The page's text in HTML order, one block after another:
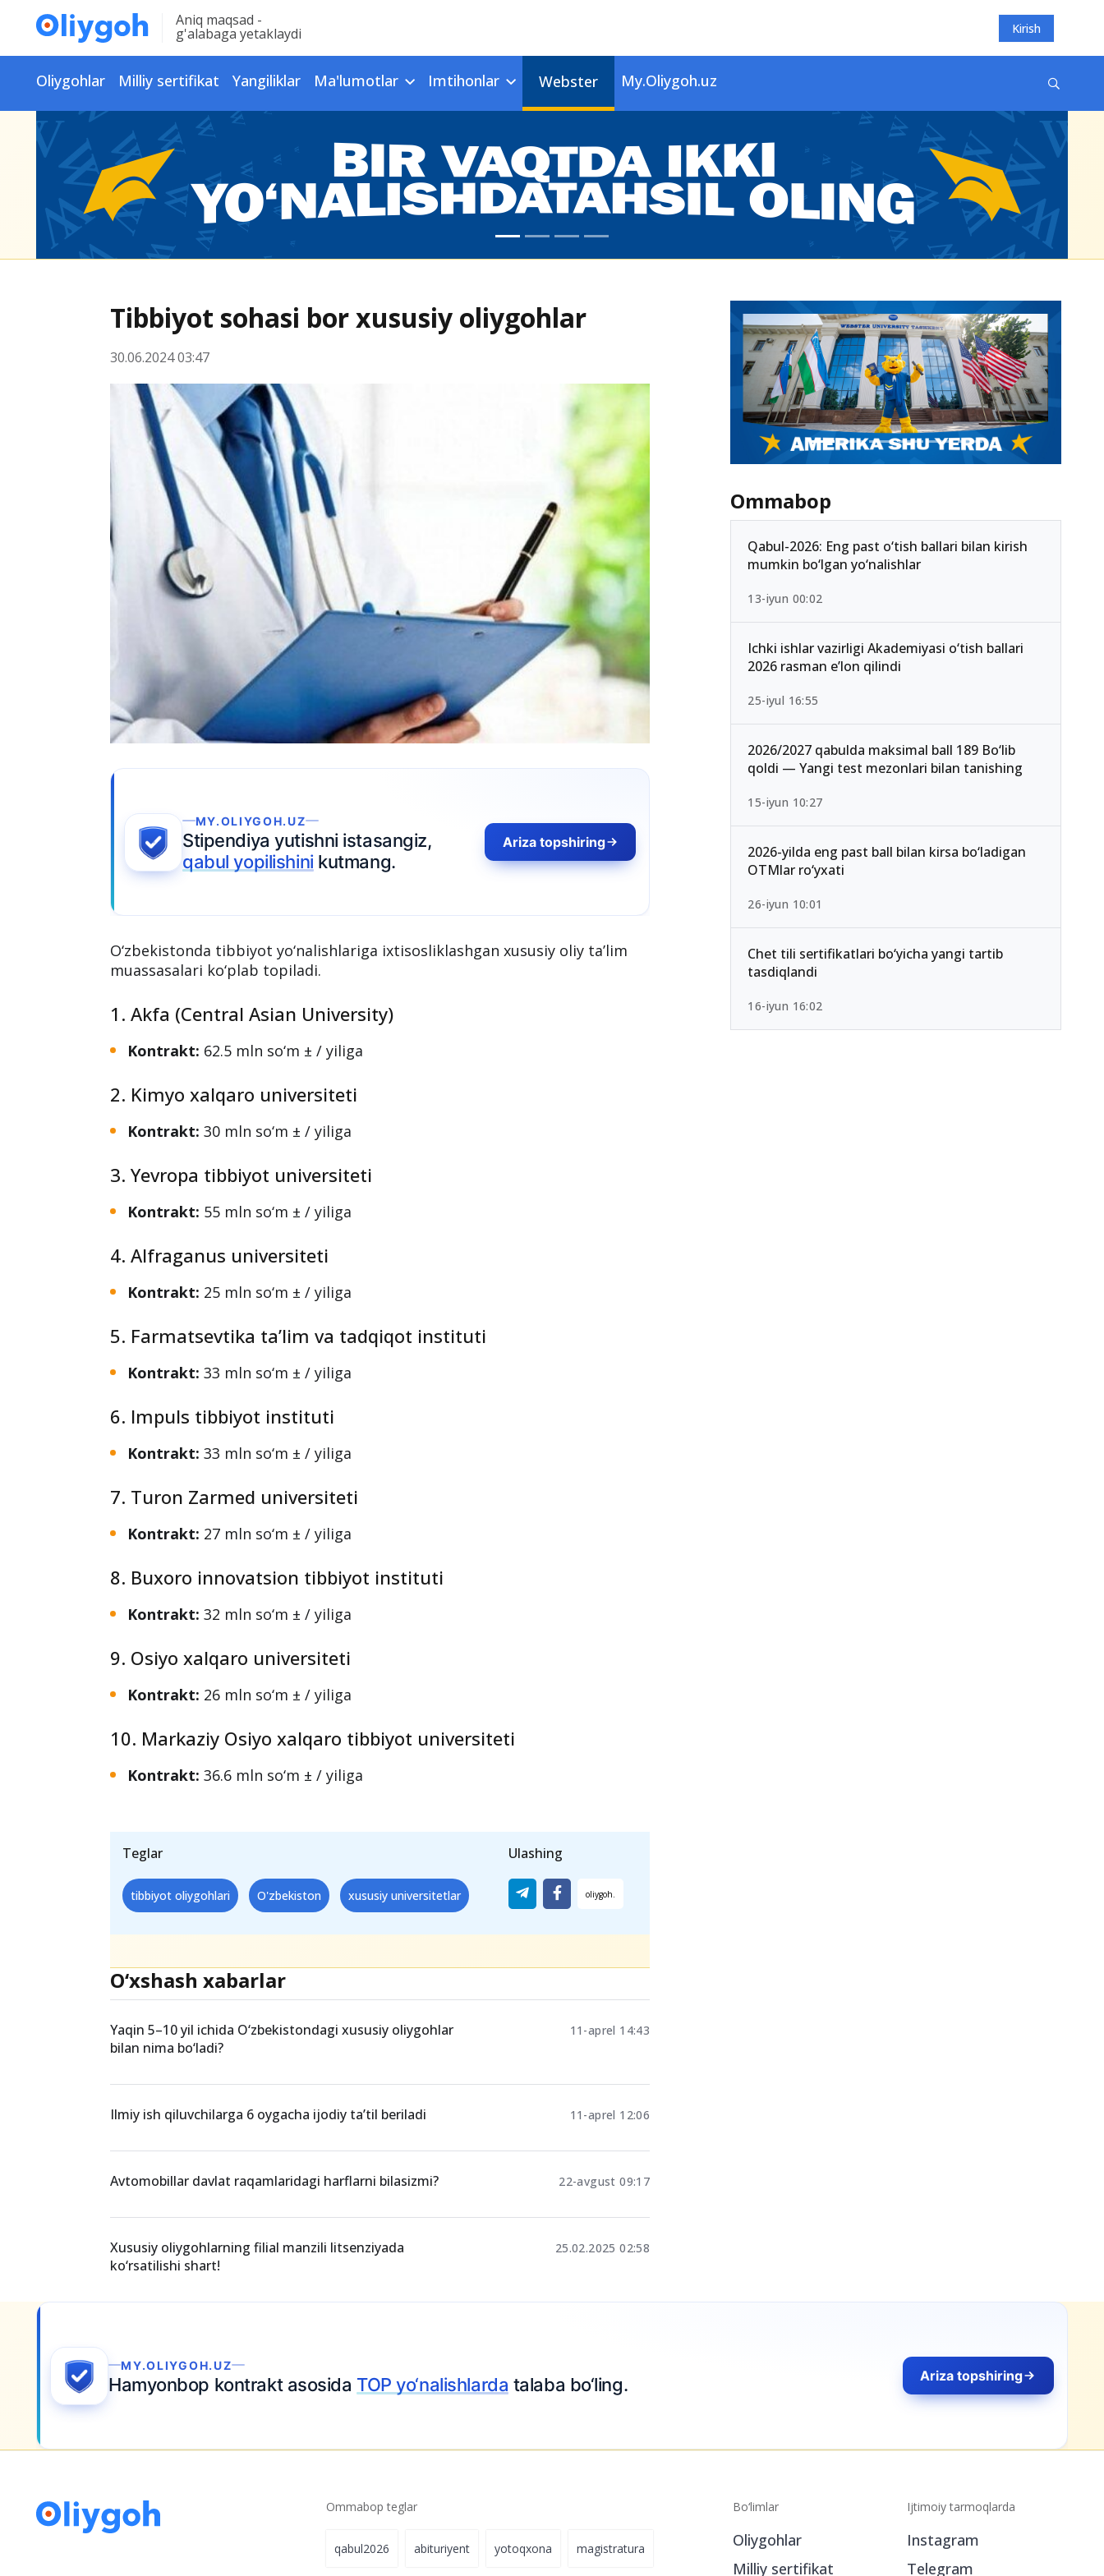
Aniq maqsad -
g'alabaga yetaklaydi Kirish
Oliygohlar Milliy sertifikat Yangiliklar Ma'lumotlar Imtihonlar Webster My.Oliygoh.uz
Tibbiyot sohasi bor xususiy oliygohlar
30.06.2024 03:47
yutishni istasangiz,
kutmang.
Ariza topshiring
muassasalari ko‘plab topiladi.
1. Akfa (Central Asian University)
Kontrakt: 62.5 mln so‘m ± / yiliga
2. Kimyo xalqaro universiteti
Kontrakt:30 mln so‘m ± / yiliga
3. Yevropa tibbiyot universiteti
Kontrakt:55 mln so‘m ± / yiliga
4. Alfraganus universiteti
Kontrakt:25 mln so‘m ± / yiliga
5. Farmatsevtika ta’lim va tadqiqot instituti
Kontrakt:33 mln so‘m ± / yiliga
6. Impuls tibbiyot instituti
Kontrakt:33 mln so‘m ± / yiliga
7. Turon Zarmed universiteti
Kontrakt:27 mln so‘m ± / yiliga
8. Buxoro innovatsion tibbiyot instituti
Kontrakt:32 mln so‘m ± / yiliga
9. Osiyo xalqaro universiteti
10. Markaziy Osiyo xalqaro tibbiyot universiteti
Kontrakt:36.6 mln so‘m ± / yiliga
Teglar Ulashing
Yaqin 5–10 yil ichida O‘zbekistondagi xususiy oliygohlar
11-aprel 14:43
Avtomobillar davlat raqamlaridagi harflarni bilasizmi? 22-avgust 09:17
Xususiy oliygohlarning filial manzili litsenziyada
ko‘rsatilishi shart!
Ommabop
Qabul-2026: Eng past o‘tish ballari bilan kirish
mumkin bo‘lgan yo‘nalishlar
13-iyun 00:02
Ichki ishlar vazirligi Akademiyasi o‘tish ballari
2026 rasman e’lon qilindi
25-iyul 16:55
2026/2027 qabulda maksimal ball 189 Bo‘lib
qoldi — Yangi test mezonlari bilan tanishing
15-iyun 10:27
2026-yilda eng past ball bilan kirsa bo‘ladigan
OTMlar ro‘yxati
26-iyun 10:01
Chet tili sertifikatlari bo‘yicha yangi tartib
tasdiqlandi
16-iyun 16:02
talaba bo‘ling.